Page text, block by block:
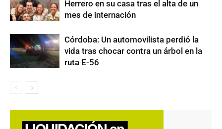
Herrero en su casa tras el alta de un
mes de internación
Córdoba: Un automovilista perdió la
vida tras chocar contra un árbol en la
ruta E-56